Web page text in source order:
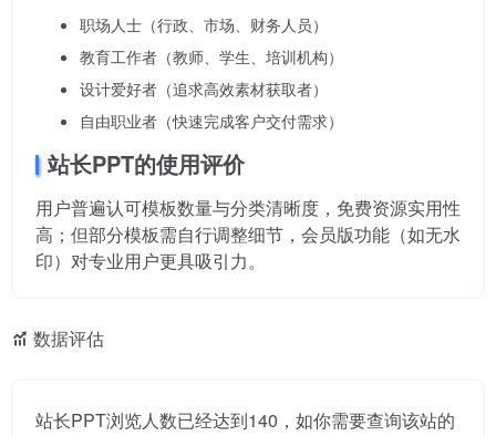
职场人士（行政、市场、财务人员）
教育工作者（教师、学生、培训机构）
设计爱好者（追求高效素材获取者）
自由职业者（快速完成客户交付需求）
站长PPT的使用评价
用户普遍认可模板数量与分类清晰度，免费资源实用性
高；但部分模板需自行调整细节，会员版功能（如无水
印）对专业用户更具吸引力。
数据评估
站长PPT浏览人数已经达到140，如你需要查询该站的